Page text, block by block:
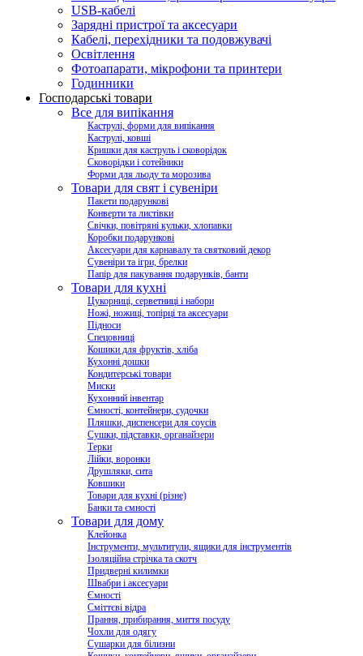
USB-кабелі
Зарядні пристрої та аксесуари
Кабелі, перехідники та подовжувачі
Освітлення
Фотоапарати, мікрофони та принтери
Годинники
Господарські товари
Все для випікання
Каструлі, форми для випікання
Каструлі, ковші
Кришки для каструль і сковорідок
Сковорідки і сотейники
Форми для льоду та морозива
Товари для свят і сувеніри
Пакети подарункові
Конверти та листівки
Свічки, повітряні кульки, хлопавки
Коробки подарункові
Аксесуари для карнавалу та святковий декор
Сувеніри та ігри, брелки
Папір для пакування подарунків, банти
Товари для кухні
Цукорниці, серветниці і набори
Ножі, ножиці, топірці та аксесуари
Підноси
Спецовниці
Кошики для фруктів, хліба
Кухонні дошки
Кондитерські товари
Миски
Кухонний інвентар
Ємності, контейнери, судочки
Пляшки, диспенсери для соусів
Сушки, підставки, органайзери
Терки
Лійки, воронки
Друшляки, сита
Ковшики
Товари для кухні (різне)
Банки та ємності
Товари для дому
Клейонка
Інструменти, мультитули, ящики для інструментів
Ізоляційна стрічка та скотч
Придверні килимки
Швабри і аксесуари
Ємності
Сміттєві відра
Прання, прибирання, миття посуду
Чохли для одягу
Сушарки для білизни